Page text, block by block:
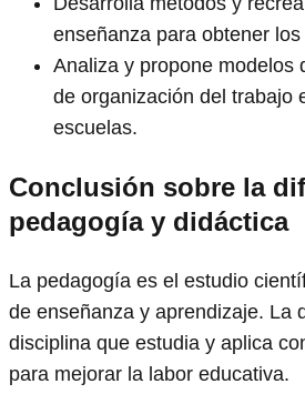
enseñanza para obtener
Analiza y propone modelos
de organización del trabajo
escuelas.
Conclusión sobre la
pedagogía y didáctica
La pedagogía es el estudio
de enseñanza y aprendizaje. La
disciplina que estudia y aplica
para mejorar la labor educativa.